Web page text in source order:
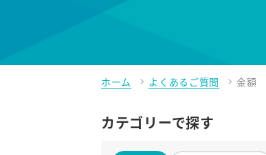
ホーム よくあるご質問 金額
カテゴリーで探す